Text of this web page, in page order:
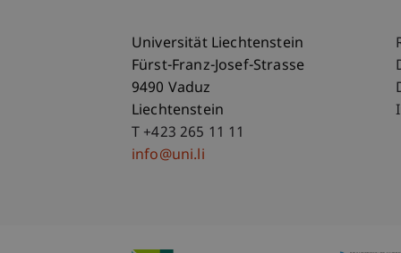
Universität Liechtenstein
Fürst-Franz-Josef-Strasse
9490 Vaduz
Liechtenstein
T +423 265 11 11
info@uni.li